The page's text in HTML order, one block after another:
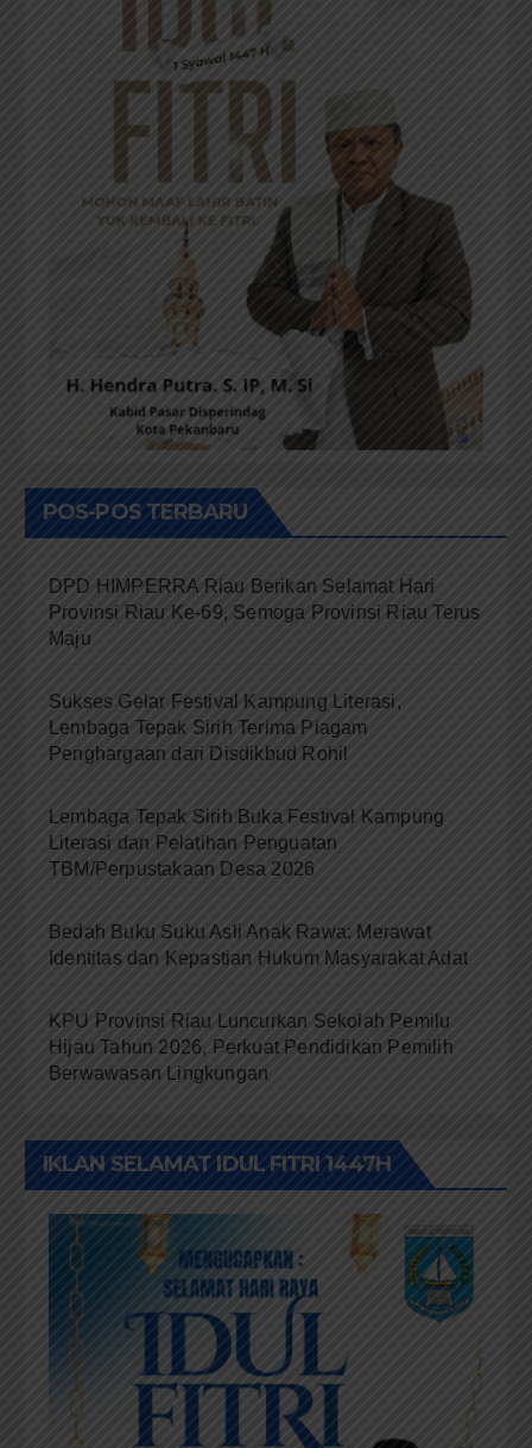
POS-POS TERBARU
DPD HIMPERRA Riau Berikan Selamat Hari
Provinsi Riau Ke-69, Semoga Provinsi Riau Terus
Maju
Sukses Gelar Festival Kampung Literasi,
Lembaga Tepak Sirih Terima Piagam
Penghargaan dari Disdikbud Rohil
Lembaga Tepak Sirih Buka Festival Kampung
Literasi dan Pelatihan Penguatan
TBM/Perpustakaan Desa 2026
Bedah Buku Suku Asli Anak Rawa: Merawat
Identitas dan Kepastian Hukum Masyarakat Adat
KPU Provinsi Riau Luncurkan Sekolah Pemilu
Hijau Tahun 2026, Perkuat Pendidikan Pemilih
Berwawasan Lingkungan
IKLAN SELAMAT IDUL FITRI 1447H